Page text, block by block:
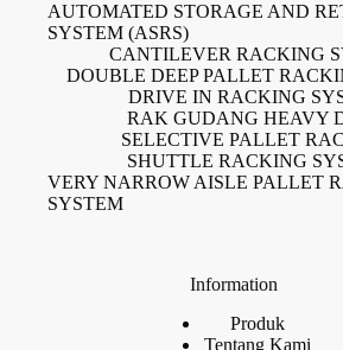
AUTOMATED STORAGE AND
SYSTEM (ASRS)
CANTILEVER RACKING
DOUBLE DEEP PALLET
DRIVE IN RACKING
RAK GUDANG HEAVY
SELECTIVE PALLET
SHUTTLE RACKING
VERY NARROW AISLE PALLET
SYSTEM
Information
Produk
Tentang Kami